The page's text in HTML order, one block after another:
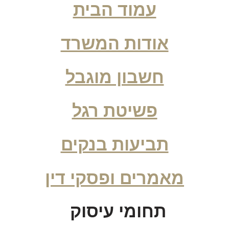
עמוד הבית
אודות המשרד
חשבון מוגבל
פשיטת רגל
תביעות בנקים
מאמרים ופסקי דין
תחומי עיסוק